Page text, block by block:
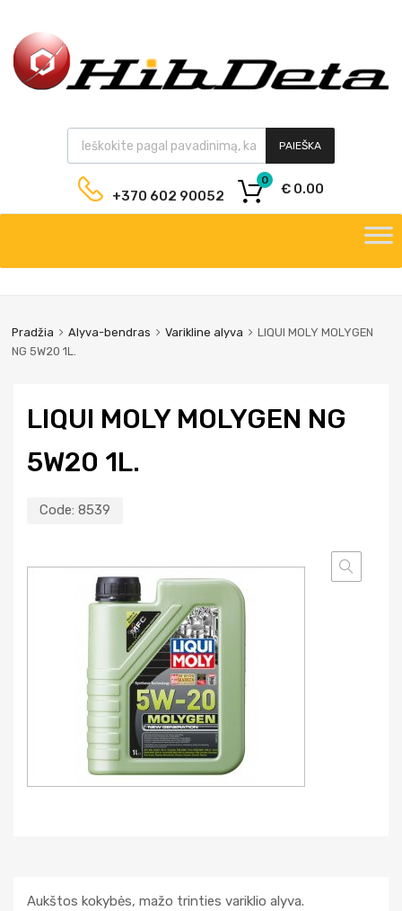
PAIEŠKA
+370 602 90052 € 0.00
0
Pradžia Alyva-bendras Varikline alyva
LIQUI MOLY MOLYGEN
NG 5W20 1L.
LIQUI MOLY MOLYGEN NG
5W20 1L.
Code: 8539
Aukštos kokybės, mažo trinties variklio alyva.